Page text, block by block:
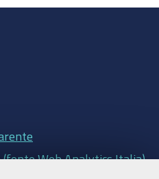
Web Analytics Italia)